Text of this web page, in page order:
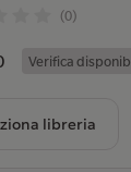
(0)
Verifica
libreria